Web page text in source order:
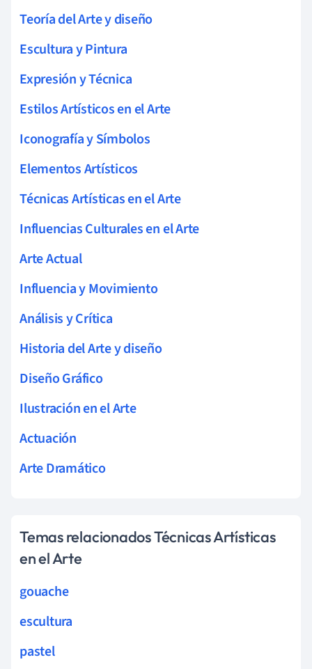
Teoría del Arte y diseño
Escultura y Pintura
Expresión y Técnica
Estilos Artísticos en el Arte
Iconografía y Símbolos
Elementos Artísticos
Técnicas Artísticas en el Arte
Influencias Culturales en el Arte
Arte Actual
Influencia y Movimiento
Análisis y Crítica
Historia del Arte y diseño
Diseño Gráfico
Ilustración en el Arte
Actuación
Arte Dramático
Temas relacionados Técnicas Artísticas
en el Arte
gouache
escultura
pastel